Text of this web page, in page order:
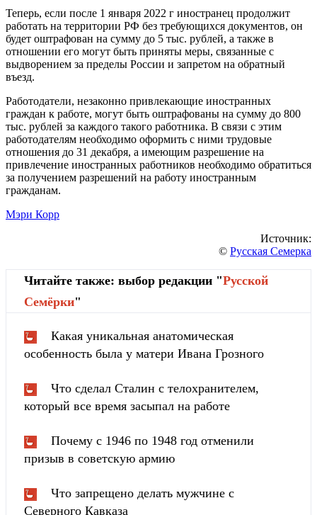
Теперь, если после 1 января 2022 г иностранец продолжит
работать на территории РФ без требующихся документов, он
будет оштрафован на сумму до 5 тыс. рублей, а также в
отношении его могут быть приняты меры, связанные с
выдворением за пределы России и запретом на обратный
въезд.
Работодатели, незаконно привлекающие иностранных
граждан к работе, могут быть оштрафованы на сумму до 800
тыс. рублей за каждого такого работника. В связи с этим
работодателям необходимо оформить с ними трудовые
отношения до 31 декабря, а имеющим разрешение на
привлечение иностранных работников необходимо обратиться
за получением разрешений на работу иностранным
гражданам.
Мэри Корр
Источник:
© Русская Семерка
Читайте также: выбор редакции "Русской
Cемёрки"
Какая уникальная анатомическая
особенность была у матери Ивана Грозного
Что сделал Сталин с телохранителем,
который все время засыпал на работе
Почему с 1946 по 1948 год отменили
призыв в советскую армию
Что запрещено делать мужчине с
Северного Кавказа